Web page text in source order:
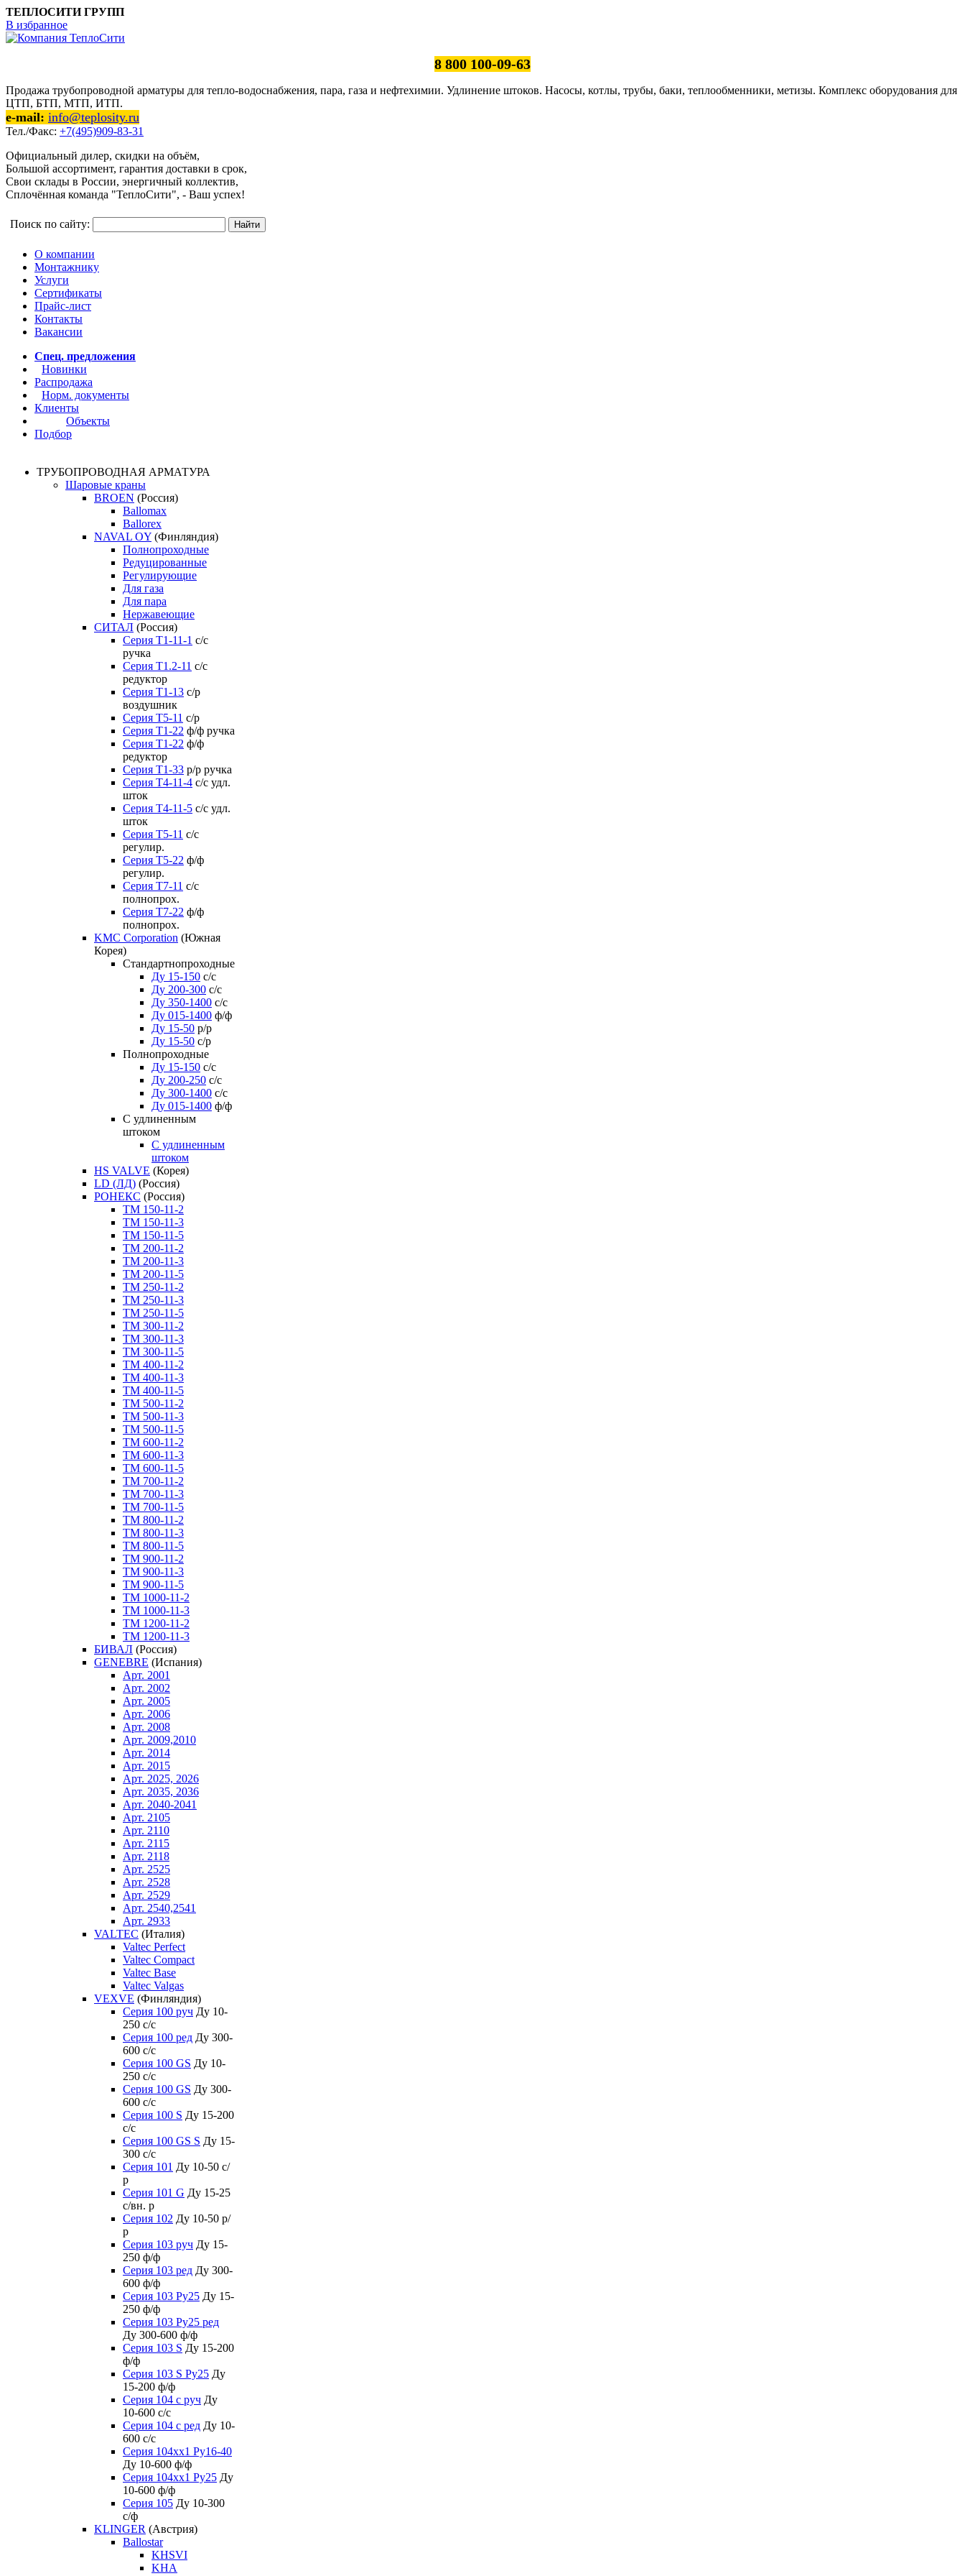
ТЕПЛОСИТИ ГРУПП
В избранное
8 800 100-09-63
Продажа трубопроводной арматуры для тепло-водоснабжения, пара, газа и нефтехимии. Удлинение штоков. Насосы, котлы, трубы, баки, теплообменники, метизы. Комплекс оборудования для
ЦТП, БТП, МТП, ИТП.
e-mail: info@teplosity.ru
Тел./Факс: +7(495)909-83-31
Официальный дилер, скидки на объём,
Большой ассортимент, гарантия доставки в срок,
Свои склады в России, энергичный коллектив,
Сплочённая команда "ТеплоСити", - Ваш успех!
Поиск по сайту:
О компании
Монтажнику
Услуги
Сертификаты
Прайс-лист
Контакты
Вакансии
Спец. предложения
Новинки
Распродажа
Норм. документы
Клиенты
Объекты
Подбор
ТРУБОПРОВОДНАЯ АРМАТУРА
Шаровые краны
BROEN (Россия)
Ballomax
Ballorex
NAVAL OY (Финляндия)
Полнопроходные
Редуцированные
Регулирующие
Для газа
Для пара
Нержавеющие
СИТАЛ (Россия)
Серия Т1-11-1 с/с
ручка
Серия Т1.2-11 с/с
редуктор
Серия Т1-13 с/р
воздушник
Серия T5-11 с/р
Серия Т1-22 ф/ф ручка
Серия Т1-22 ф/ф
редуктор
Серия T1-33 р/р ручка
Серия Т4-11-4 с/с удл.
шток
Серия Т4-11-5 с/с удл.
шток
Серия Т5-11 с/с
регулир.
Серия Т5-22 ф/ф
регулир.
Серия Т7-11 с/с
полнопрох.
Серия Т7-22 ф/ф
полнопрох.
KMC Corporation (Южная
Корея)
Стандартнопроходные
Ду 15-150 с/с
Ду 200-300 с/с
Ду 350-1400 с/с
Ду 015-1400 ф/ф
Ду 15-50 р/р
Ду 15-50 с/р
Полнопроходные
Ду 15-150 с/с
Ду 200-250 с/с
Ду 300-1400 с/с
Ду 015-1400 ф/ф
С удлиненным
штоком
C удлиненным
штоком
HS VALVE (Корея)
LD (ЛД) (Россия)
РОНЕКС (Россия)
ТM 150-11-2
ТM 150-11-3
ТM 150-11-5
ТM 200-11-2
ТM 200-11-3
ТM 200-11-5
ТM 250-11-2
ТM 250-11-3
ТM 250-11-5
ТM 300-11-2
ТM 300-11-3
ТM 300-11-5
ТM 400-11-2
ТM 400-11-3
ТM 400-11-5
ТM 500-11-2
ТM 500-11-3
ТM 500-11-5
ТM 600-11-2
ТM 600-11-3
ТM 600-11-5
ТM 700-11-2
ТM 700-11-3
ТM 700-11-5
ТM 800-11-2
ТM 800-11-3
ТM 800-11-5
ТM 900-11-2
ТM 900-11-3
ТM 900-11-5
ТM 1000-11-2
ТM 1000-11-3
ТM 1200-11-2
ТM 1200-11-3
БИВАЛ (Россия)
GENEBRE (Испания)
Арт. 2001
Арт. 2002
Арт. 2005
Арт. 2006
Арт. 2008
Арт. 2009,2010
Арт. 2014
Арт. 2015
Арт. 2025, 2026
Арт. 2035, 2036
Арт. 2040-2041
Арт. 2105
Арт. 2110
Арт. 2115
Арт. 2118
Арт. 2525
Арт. 2528
Арт. 2529
Арт. 2540,2541
Арт. 2933
VALTEC (Италия)
Valtec Perfect
Valtec Compact
Valtec Base
Valtec Valgas
VEXVE (Финляндия)
Серия 100 руч Ду 10-
250 c/c
Серия 100 ред Ду 300-
600 c/c
Серия 100 GS Ду 10-
250 c/c
Серия 100 GS Ду 300-
600 c/c
Серия 100 S Ду 15-200
c/c
Серия 100 GS S Ду 15-
300 c/c
Серия 101 Ду 10-50 с/
р
Серия 101 G Ду 15-25
с/вн. р
Серия 102 Ду 10-50 р/
р
Серия 103 руч Ду 15-
250 ф/ф
Серия 103 ред Ду 300-
600 ф/ф
Серия 103 Ру25 Ду 15-
250 ф/ф
Серия 103 Ру25 ред
Ду 300-600 ф/ф
Серия 103 S Ду 15-200
ф/ф
Серия 103 S Ру25 Ду
15-200 ф/ф
Серия 104 с руч Ду
10-600 с/с
Серия 104 с ред Ду 10-
600 с/с
Серия 104xx1 Ру16-40
Ду 10-600 ф/ф
Серия 104xx1 Ру25 Ду
10-600 ф/ф
Серия 105 Ду 10-300
с/ф
KLINGER (Австрия)
Ballostar
KHSVI
KHA